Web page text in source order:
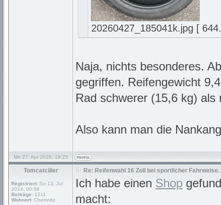
20260427_185041k.jpg [
Naja, nichts besonderes.
gegriffen. Reifengewicht
Rad schwerer (15,6 kg)
Also kann man die
Mo 27. Apr 2026, 19:25
Tomcatciller
Registriert: So 13. Jul
2014, 00:58
Beiträge: 1211
Wohnort: Chemnitz
Re: Reifenwahl 16 Zoll bei sportlicher Fahrweise.
Ich habe einen Shop
macht: